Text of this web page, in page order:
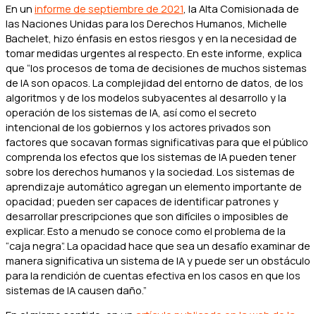
En un informe de septiembre de 2021 , la Alta Comisionada de
las Naciones Unidas para los Derechos Humanos, Michelle
Bachelet, hizo énfasis en estos riesgos y en la necesidad de
tomar medidas urgentes al respecto. En este informe, explica
que “los procesos de toma de decisiones de muchos sistemas
de IA son opacos. La complejidad del entorno de datos, de los
algoritmos y de los modelos subyacentes al desarrollo y la
operación de los sistemas de IA, así como el secreto
intencional de los gobiernos y los actores privados son
factores que socavan formas significativas para que el público
comprenda los efectos que los sistemas de IA pueden tener
sobre los derechos humanos y la sociedad. Los sistemas de
aprendizaje automático agregan un elemento importante de
opacidad; pueden ser capaces de identificar patrones y
desarrollar prescripciones que son difíciles o imposibles de
explicar. Esto a menudo se conoce como el problema de la
“caja negra”. La opacidad hace que sea un desafío examinar de
manera significativa un sistema de IA y puede ser un obstáculo
para la rendición de cuentas efectiva en los casos en que los
sistemas de IA causen daño.”